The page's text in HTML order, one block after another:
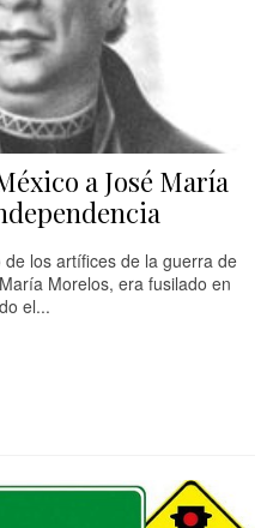
a José María
los artífices de la guerra de
Morelos, era fusilado en
el...